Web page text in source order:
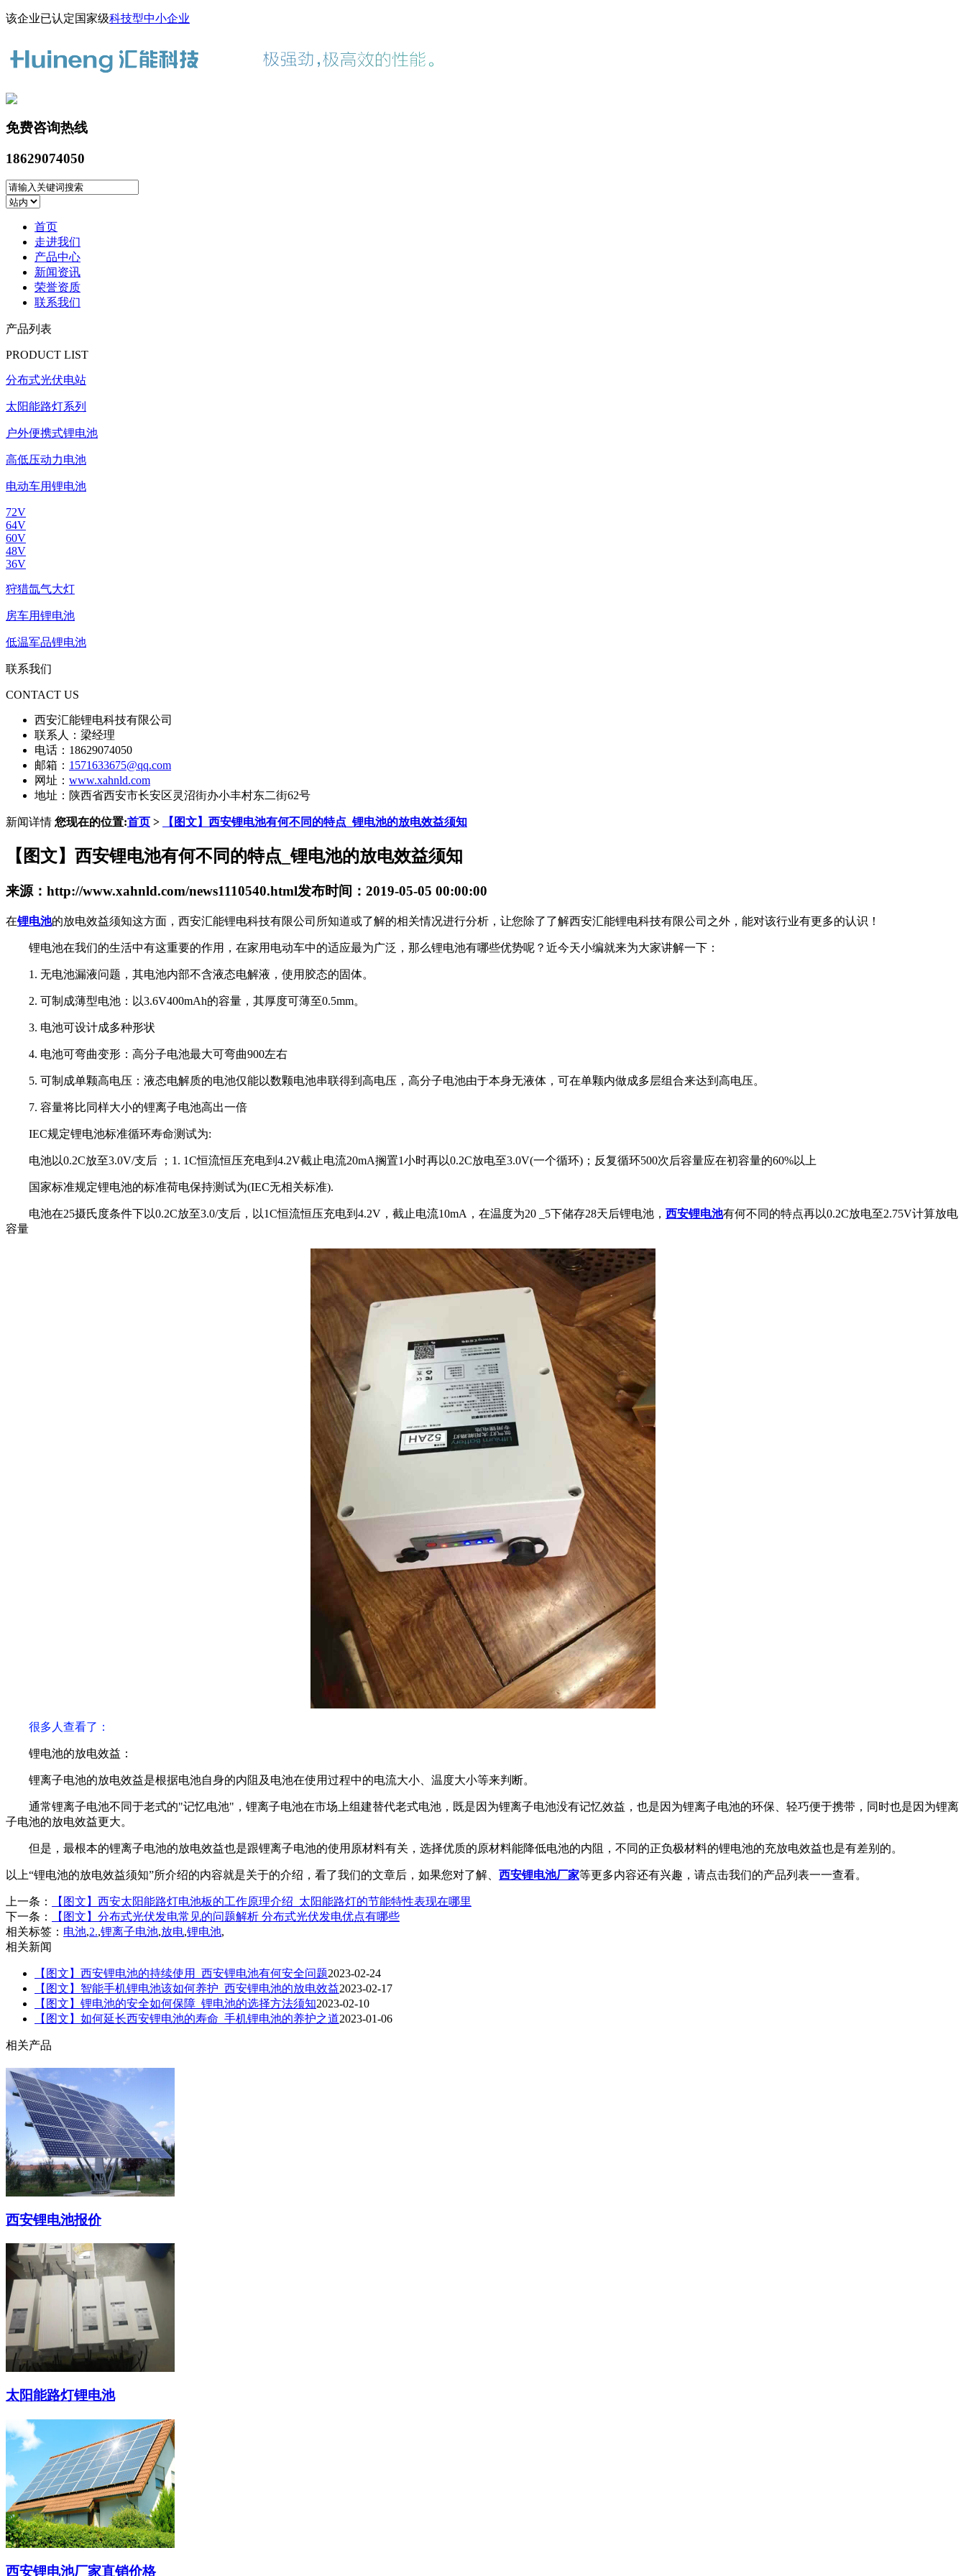
该企业已认定国家级科技型中小企业
免费咨询热线
18629074050
首页
走进我们
产品中心
新闻资讯
荣誉资质
联系我们
产品列表
PRODUCT LIST
分布式光伏电站
太阳能路灯系列
户外便携式锂电池
高低压动力电池
电动车用锂电池
72V
64V
60V
48V
36V
狩猎氙气大灯
房车用锂电池
低温军品锂电池
联系我们
CONTACT US
西安汇能锂电科技有限公司
联系人：梁经理
电话：18629074050
邮箱： 1571633675@qq.com
网址： www.xahnld.com
地址：陕西省西安市长安区灵沼街办小丰村东二街62号
新闻详情 您现在的位置:首页 > 【图文】西安锂电池有何不同的特点_锂电池的放电效益须知
【图文】西安锂电池有何不同的特点_锂电池的放电效益须知
来源：http://www.xahnld.com/news1110540.html发布时间：2019-05-05 00:00:00
在锂电池的放电效益须知这方面，西安汇能锂电科技有限公司所知道或了解的相关情况进行分析，让您除了了解西安汇能锂电科技有限公司之外，能对该行业有更多的认识！
锂电池在我们的生活中有这重要的作用，在家用电动车中的适应最为广泛，那么锂电池有哪些优势呢？近今天小编就来为大家讲解一下：
1. 无电池漏液问题，其电池内部不含液态电解液，使用胶态的固体。
2. 可制成薄型电池：以3.6V400mAh的容量，其厚度可薄至0.5mm。
3. 电池可设计成多种形状
4. 电池可弯曲变形：高分子电池最大可弯曲900左右
5. 可制成单颗高电压：液态电解质的电池仅能以数颗电池串联得到高电压，高分子电池由于本身无液体，可在单颗内做成多层组合来达到高电压。
7. 容量将比同样大小的锂离子电池高出一倍
IEC规定锂电池标准循环寿命测试为:
电池以0.2C放至3.0V/支后 ；1. 1C恒流恒压充电到4.2V截止电流20mA搁置1小时再以0.2C放电至3.0V(一个循环)；反复循环500次后容量应在初容量的60%以上
国家标准规定锂电池的标准荷电保持测试为(IEC无相关标准).
电池在25摄氏度条件下以0.2C放至3.0/支后，以1C恒流恒压充电到4.2V，截止电流10mA，在温度为20 _5下储存28天后锂电池， 西安锂电池有何不同的特点再以0.2C放电至2.75V计算放电
容量
很多人查看了 ：
锂电池的放电效益：
锂离子电池的放电效益是根据电池自身的内阻及电池在使用过程中的电流大小、温度大小等来判断。
通常锂离子电池不同于老式的"记忆电池"，锂离子电池在市场上组建替代老式电池，既是因为锂离子电池没有记忆效益，也是因为锂离子电池的环保、轻巧便于携带，同时也是因为锂离
子电池的放电效益更大。
但是，最根本的锂离子电池的放电效益也是跟锂离子电池的使用原材料有关，选择优质的原材料能降低电池的内阻，不同的正负极材料的锂电池的充放电效益也是有差别的。
以上“锂电池的放电效益须知”所介绍的内容就是关于的介绍，看了我们的文章后，如果您对了解、 西安锂电池厂家等更多内容还有兴趣，请点击我们的产品列表一一查看。
上一条：
【图文】西安太阳能路灯电池板的工作原理介绍_太阳能路灯的节能特性表现在哪里
下一条：
【图文】分布式光伏发电常见的问题解析 分布式光伏发电优点有哪些
相关标签： 电池,2.,锂离子电池,放电,锂电池,
相关新闻
【图文】西安锂电池的持续使用_西安锂电池有何安全问题2023-02-24
【图文】智能手机锂电池该如何养护_西安锂电池的放电效益2023-02-17
【图文】锂电池的安全如何保障_锂电池的选择方法须知2023-02-10
【图文】如何延长西安锂电池的寿命_手机锂电池的养护之道2023-01-06
相关产品
西安锂电池报价
太阳能路灯锂电池
西安锂电池厂家直销价格